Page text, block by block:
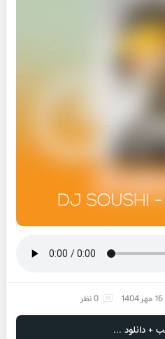
16 مهر 1404 0 نظر
+ دانلود ...